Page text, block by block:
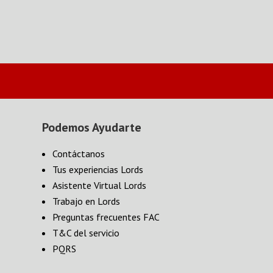
Podemos Ayudarte
Contáctanos
Tus experiencias Lords
Asistente Virtual Lords
Trabajo en Lords
Preguntas frecuentes FAC
T&C del servicio
PQRS